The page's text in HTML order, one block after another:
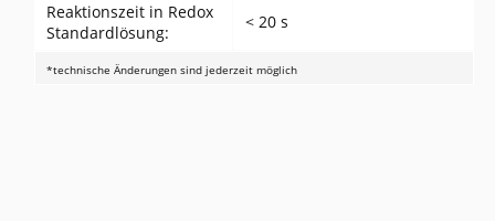
Reaktionszeit in Redox
Standardlösung:
< 20 s
*technische Änderungen sind jederzeit möglich